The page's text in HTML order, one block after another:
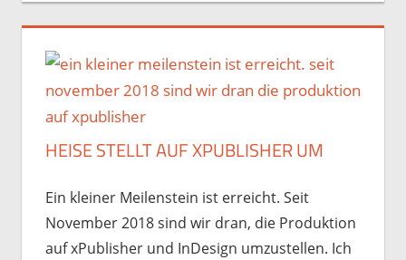
HEISE STELLT AUF XPUBLISHER UM
Ein kleiner Meilenstein ist erreicht. Seit
November 2018 sind wir dran, die Produktion
auf xPublisher und InDesign umzustellen. Ich